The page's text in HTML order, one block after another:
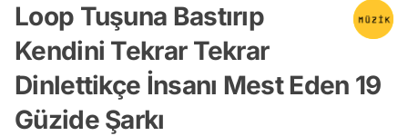
Loop Tuşuna Bastırıp
Kendini Tekrar Tekrar
Dinlettikçe İnsanı Mest Eden 19
Güzide Şarkı